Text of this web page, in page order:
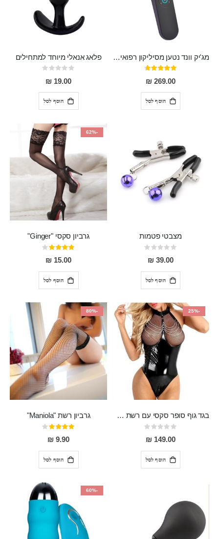
מג'יק וונד נטען מסיליקון רפואי חזק בעל 12 מצבי רטט ו6 מהירויות שונות ROMI
דירוג:
93%
269.00 ₪
הוסף לסל
פלאג אנאלי מיוחד למתחילים
Rating:
0%
19.00 ₪
הוסף לסל
מצבטי פטמות
Rating:
0%
39.00 ₪
הוסף לסל
-62%
גרביון סקסי "Ginger"
דירוג:
80%
15.00 ₪
הוסף לסל
-25%
בגד גוף סופר סקסי עם רשת שקופה בחזה ושרשרות מלמעלה וריצרץ מלמטה Pan במפשעה
Rating:
0%
149.00 ₪
הוסף לסל
-80%
גרביון רשת "Maniola"
דירוג:
80%
9.90 ₪
הוסף לסל
-60%